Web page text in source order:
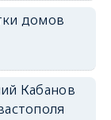
домов
Кабанов